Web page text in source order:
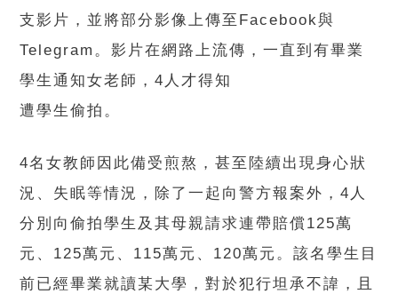
支影片，並將部分影像上傳至Facebook與
Telegram。影片在網路上流傳，一直到有畢業
學生通知女老師，4人才得知
遭學生偷拍。
4名女教師因此備受煎熬，甚至陸續出現身心狀
況、失眠等情況，除了一起向警方報案外，4人
分別向偷拍學生及其母親請求連帶賠償125萬
元、125萬元、115萬元、120萬元。該名學生目
前已經畢業就讀某大學，對於犯行坦承不諱，且